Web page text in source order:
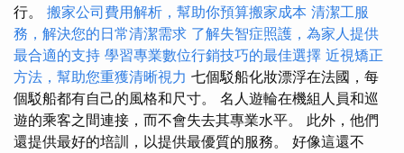
行。 搬家公司費用解析，幫助你預算搬家成本 清潔工服
務，解決您的日常清潔需求 了解失智症照護，為家人提供
最合適的支持 學習專業數位行銷技巧的最佳選擇 近視矯正
方法，幫助您重獲清晰視力 七個駁船化妝漂浮在法國，每
個駁船都有自己的風格和尺寸。 名人遊輪在機組人員和巡
遊的乘客之間連接，而不會失去其專業水平。 此外，他們
還提供最好的培訓，以提供最優質的服務。 好像這還不